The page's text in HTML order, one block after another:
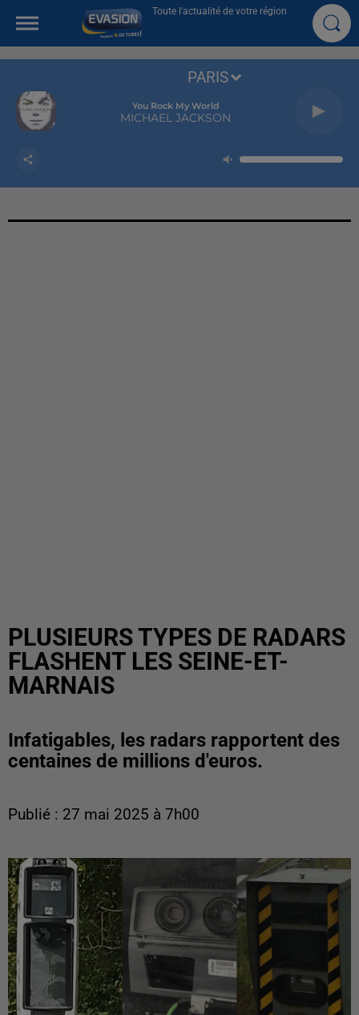
Toute l'actualité de votre région
You Rock My World
MICHAEL JACKSON
PARIS
PLUSIEURS TYPES DE RADARS
FLASHENT LES SEINE-ET-
MARNAIS
Infatigables, les radars rapportent des
centaines de millions d'euros.
Publié : 27 mai 2025 à 7h00